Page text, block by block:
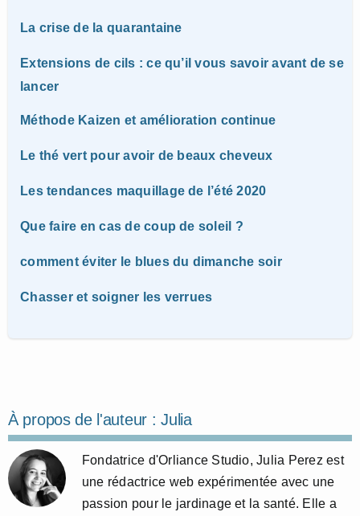
La crise de la quarantaine
Extensions de cils : ce qu’il vous savoir avant de se
lancer
Méthode Kaizen et amélioration continue
Le thé vert pour avoir de beaux cheveux
Les tendances maquillage de l’été 2020
Que faire en cas de coup de soleil ?
comment éviter le blues du dimanche soir
Chasser et soigner les verrues
À propos de l'auteur :Julia
Fondatrice d'Orliance Studio, Julia Perez est
une rédactrice web expérimentée avec une
passion pour le jardinage et la santé. Elle a